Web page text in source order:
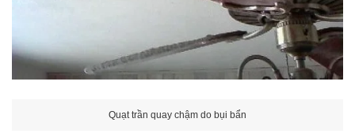
Quạt trần quay chậm do bụi bẩn